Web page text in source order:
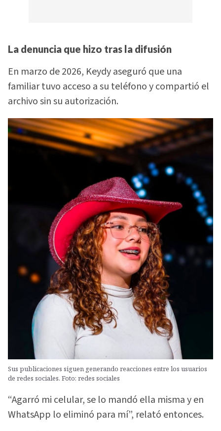
La denuncia que hizo tras la difusión
En marzo de 2026, Keydy aseguró que una
familiar tuvo acceso a su teléfono y compartió el
archivo sin su autorización.
Sus publicaciones siguen generando reacciones entre los usuarios
de redes sociales. Foto: redes sociales
“Agarró mi celular, se lo mandó ella misma y en
WhatsApp lo eliminó para mí”, relató entonces.